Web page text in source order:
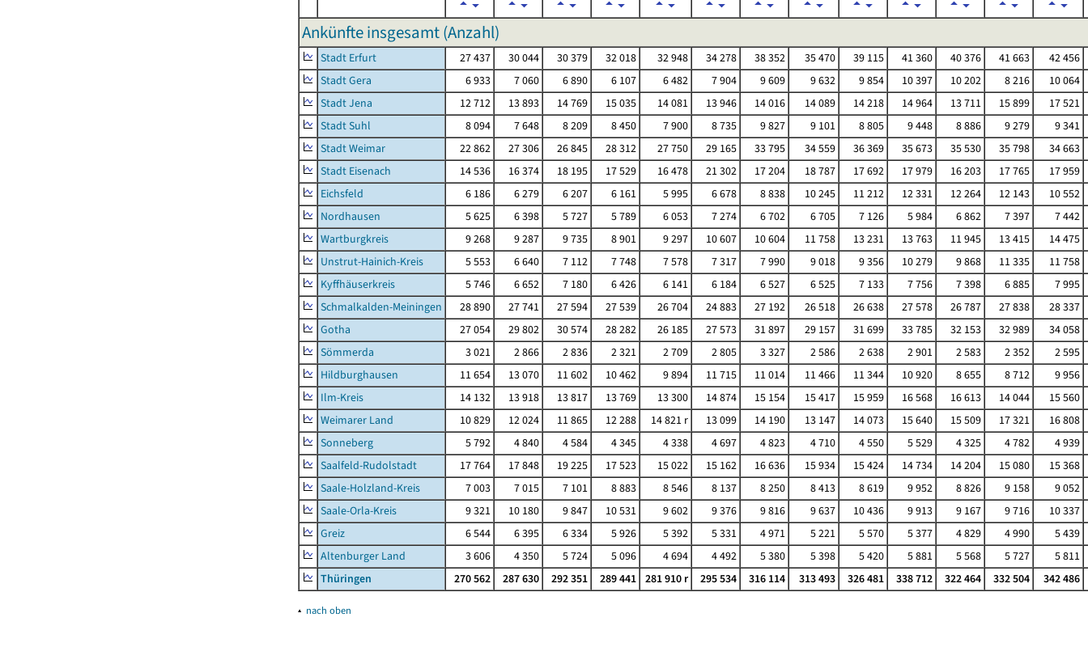
Ankünfte insgesamt (Anzahl)
Stadt Erfurt 27 437 30 044 30 379 32 018 32 948 34 278 38 352 35 470 39 115 41 360 40 376 41 663
42 456
Stadt Gera
6 933 7 060 6 890 6 107 6 482 7 904 9 609 9 632 9 854 10 397 10 202 8 216
10 064
Stadt Jena
12 712 13 893 14 769 15 035 14 081 13 946 14 016 14 089 14 218 14 964 13 711 15 899
17 521
Stadt Suhl
8 094 7 648 8 209 8 450 7 900 8 735 9 827 9 101 8 805 9 448 8 886 9 279
9 341
Stadt Weimar
22 862 27 306 26 845 28 312 27 750 29 165 33 795 34 559 36 369 35 673 35 530 35 798
34 663
Stadt Eisenach
14 536 16 374 18 195 17 529 16 478 21 302 17 204 18 787 17 692 17 979 16 203 17 765
17 959
Eichsfeld
6 186 6 279 6 207 6 161 5 995 6 678 8 838 10 245 11 212 12 331 12 264 12 143
10 552
Nordhausen
5 625 6 398 5 727 5 789 6 053 7 274 6 702 6 705 7 126 5 984 6 862 7 397
7 442
Wartburgkreis
9 268 9 287 9 735 8 901 9 297 10 607 10 604 11 758 13 231 13 763 11 945 13 415
14 475
Unstrut-Hainich-Kreis
5 553 6 640 7 112 7 748 7 578 7 317 7 990 9 018 9 356 10 279 9 868 11 335
11 758
Kyffhäuserkreis
5 746 6 652 7 180 6 426 6 141 6 184 6 527 6 525 7 133 7 756 7 398 6 885
7 995
Schmalkalden-Meiningen
28 890 27 741 27 594 27 539 26 704 24 883 27 192 26 518 26 638 27 578 26 787 27 838
28 337
Gotha
27 054 29 802 30 574 28 282 26 185 27 573 31 897 29 157 31 699 33 785 32 153 32 989
34 058
Sömmerda
3 021 2 866 2 836 2 321 2 709 2 805 3 327 2 586 2 638 2 901 2 583 2 352
2 595
Hildburghausen
11 654 13 070 11 602 10 462 9 894 11 715 11 014 11 466 11 344 10 920 8 655 8 712
9 956
Ilm-Kreis
14 132 13 918 13 817 13 769 13 300 14 874 15 154 15 417 15 959 16 568 16 613 14 044
15 560
Weimarer Land
10 829 12 024 11 865 12 288 14 821 r 13 099 14 190 13 147 14 073 15 640 15 509 17 321
16 808
Sonneberg
5 792 4 840 4 584 4 345 4 338 4 697 4 823 4 710 4 550 5 529 4 325 4 782
4 939
Saalfeld-Rudolstadt
17 764 17 848 19 225 17 523 15 022 15 162 16 636 15 934 15 424 14 734 14 204 15 080
15 368
Saale-Holzland-Kreis
7 003 7 015 7 101 8 883 8 546 8 137 8 250 8 413 8 619 9 952 8 826 9 158
9 052
Saale-Orla-Kreis
9 321 10 180 9 847 10 531 9 602 9 376 9 816 9 637 10 436 9 913 9 167 9 716
10 337
Greiz
6 544 6 395 6 334 5 926 5 392 5 331 4 971 5 221 5 570 5 377 4 829 4 990
5 439
Altenburger Land
3 606 4 350 5 724 5 096 4 694 4 492 5 380 5 398 5 420 5 881 5 568 5 727
5 811
Thüringen
270 562 287 630 292 351 289 441 281 910 r 295 534 316 114 313 493 326 481 338 712 322 464 332 504 342 486
▴ nach oben